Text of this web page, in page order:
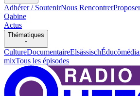
Adhérer / SoutenirNous Rencontrer
Qabine
Actus
Thématiques
CultureDocumentaireElsässisch
mixTous les épisodes